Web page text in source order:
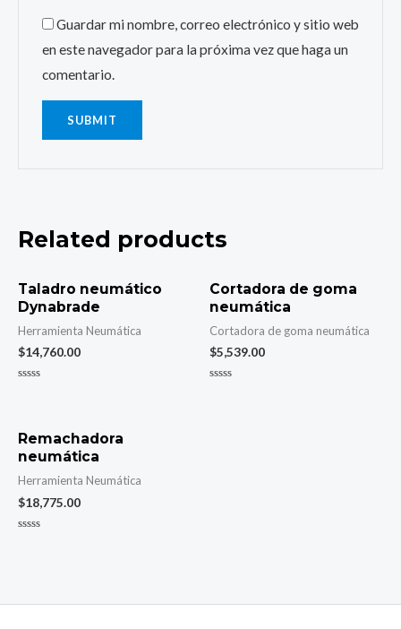
Guardar mi nombre, correo electrónico y sitio web
en este navegador para la próxima vez que haga un
comentario.
Related products
Taladro neumático
Dynabrade
Herramienta Neumática
$14,760.00
5
Cortadora de goma
neumática
Cortadora de goma neumática
$5,539.00
Remachadora
neumática
Herramienta Neumática
$18,775.00